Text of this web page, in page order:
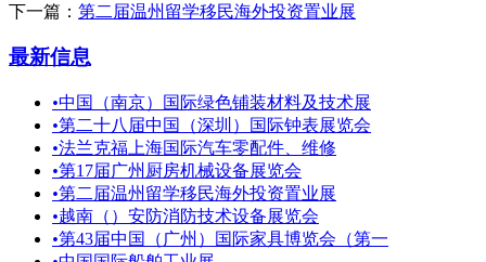
下一篇： 第二届温州留学移民海外投资置业展
最新信息
•中国（南京）国际绿色铺装材料及技术展
•第二十八届中国（深圳）国际钟表展览会
•法兰克福上海国际汽车零配件、维修
•第17届广州厨房机械设备展览会
•第二届温州留学移民海外投资置业展
•越南（）安防消防技术设备展览会
•第43届中国（广州）国际家具博览会（第一